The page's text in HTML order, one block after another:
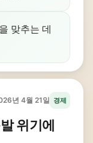
맞추는 데
년 4월 21일 경제
위기에